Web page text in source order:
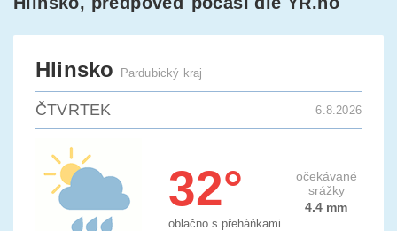
Hlinsko Pardubický kraj
ČTVRTEK 6.8.2026
očekávané
srážky
4.4 mm
32°
oblačno s přeháňkami